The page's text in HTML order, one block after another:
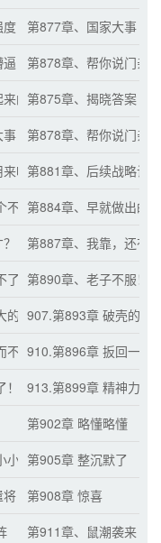
度
第877章、国家大事
第878章、帮你说门亲
的思路
第875章、揭晓答案
事
第878章、帮你说门亲
张的
喝的第881章、后续战略计
不吱声第884章、早就做出的
第887章、我靠，还有
了一点第890章、老子不服！
的逆子907.第893章 破壳的雏
不语910.第896章 扳回一城
913.第899章 精神力
第902章 略懂略懂
小冲击第905章 整沉默了
将
第908章 惊喜
第911章、鼠潮袭来